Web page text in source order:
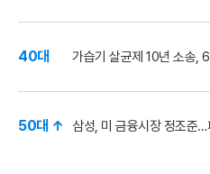
40대 가습기 살균제 10년 소송,
50대 ↑ 삼성, 미 금융시장 정조준…